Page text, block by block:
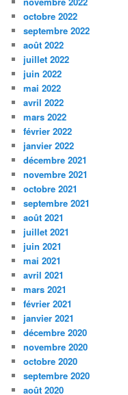
octobre 2022
septembre 2022
août 2022
juillet 2022
juin 2022
mai 2022
avril 2022
mars 2022
février 2022
janvier 2022
décembre 2021
novembre 2021
octobre 2021
septembre 2021
août 2021
juillet 2021
juin 2021
mai 2021
avril 2021
mars 2021
février 2021
janvier 2021
décembre 2020
novembre 2020
octobre 2020
septembre 2020
août 2020